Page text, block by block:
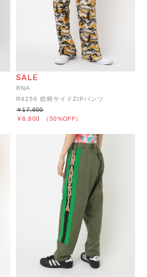
RNA
R4256 総柄サイドZIPパンツ
￥8,800 （50%OFF）
￥17,600